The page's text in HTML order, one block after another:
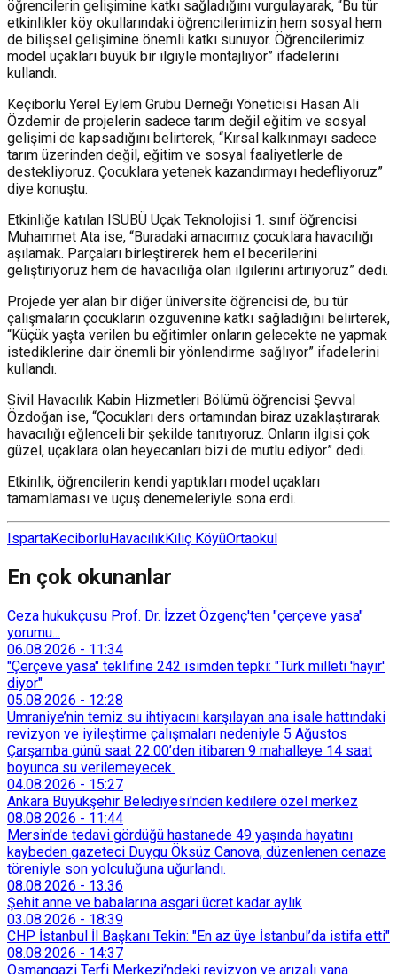
öğrencilerin gelişimine katkı sağladığını vurgulayarak, “Bu tür
etkinlikler köy okullarındaki öğrencilerimizin hem sosyal hem
de bilişsel gelişimine önemli katkı sunuyor. Öğrencilerimiz
model uçakları büyük bir ilgiyle montajlıyor” ifadelerini
kullandı.
Keçiborlu Yerel Eylem Grubu Derneği Yöneticisi Hasan Ali
Özdemir de projelerin sadece tarım değil eğitim ve sosyal
gelişimi de kapsadığını belirterek, “Kırsal kalkınmayı sadece
tarım üzerinden değil, eğitim ve sosyal faaliyetlerle de
destekliyoruz. Çocuklara yetenek kazandırmayı hedefliyoruz”
diye konuştu.
Etkinliğe katılan ISUBÜ Uçak Teknolojisi 1. sınıf öğrencisi
Muhammet Ata ise, “Buradaki amacımız çocuklara havacılığı
aşılamak. Parçaları birleştirerek hem el becerilerini
geliştiriyoruz hem de havacılığa olan ilgilerini artırıyoruz” dedi.
Projede yer alan bir diğer üniversite öğrencisi de, bu tür
çalışmaların çocukların özgüvenine katkı sağladığını belirterek,
“Küçük yaşta verilen bu eğitimler onların gelecekte ne yapmak
istediklerine dair önemli bir yönlendirme sağlıyor” ifadelerini
kullandı.
Sivil Havacılık Kabin Hizmetleri Bölümü öğrencisi Şevval
Özdoğan ise, “Çocukları ders ortamından biraz uzaklaştırarak
havacılığı eğlenceli bir şekilde tanıtıyoruz. Onların ilgisi çok
güzel, uçaklara olan heyecanları bizi de mutlu ediyor” dedi.
Etkinlik, öğrencilerin kendi yaptıkları model uçakları
tamamlaması ve uçuş denemeleriyle sona erdi.
IspartaKeciborluHavacılıkKılıç KöyüOrtaokul
En çok okunanlar
Ceza hukukçusu Prof. Dr. İzzet Özgenç'ten "çerçeve yasa"
yorumu...
06.08.2026 - 11:34
"Çerçeve yasa" teklifine 242 isimden tepki: "Türk milleti 'hayır'
diyor"
05.08.2026 - 12:28
Ümraniye’nin temiz su ihtiyacını karşılayan ana isale hattındaki
revizyon ve iyileştirme çalışmaları nedeniyle 5 Ağustos
Çarşamba günü saat 22.00’den itibaren 9 mahalleye 14 saat
boyunca su verilemeyecek.
04.08.2026 - 15:27
Ankara Büyükşehir Belediyesi'nden kedilere özel merkez
08.08.2026 - 11:44
Mersin'de tedavi gördüğü hastanede 49 yaşında hayatını
kaybeden gazeteci Duygu Öksüz Canova, düzenlenen cenaze
töreniyle son yolculuğuna uğurlandı.
08.08.2026 - 13:36
Şehit anne ve babalarına asgari ücret kadar aylık
03.08.2026 - 18:39
CHP İstanbul İl Başkanı Tekin: "En az üye İstanbul’da istifa etti"
08.08.2026 - 14:37
Osmangazi Terfi Merkezi’ndeki revizyon ve arızalı vana